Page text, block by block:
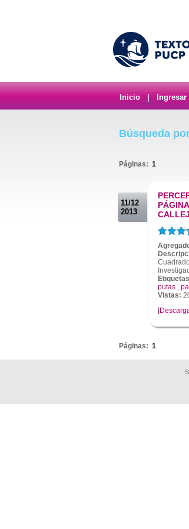
Inicio Ingresar
Búsqueda
Páginas: 1
11/12
2013
putas ,
Vistas:
Páginas: 1